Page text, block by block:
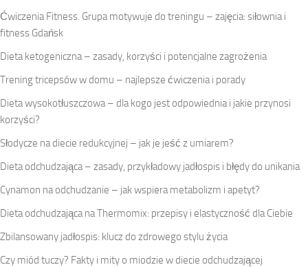
Ćwiczenia Fitness. Grupa motywuje do treningu – zajęcia: siłownia i
fitness Gdańsk
Dieta ketogeniczna – zasady, korzyści i potencjalne zagrożenia
Trening tricepsów w domu – najlepsze ćwiczenia i porady
Dieta wysokotłuszczowa – dla kogo jest odpowiednia i jakie przynosi
korzyści?
Słodycze na diecie redukcyjnej – jak je jeść z umiarem?
Dieta odchudzająca – zasady, przykładowy jadłospis i błędy do unikania
Cynamon na odchudzanie – jak wspiera metabolizm i apetyt?
Dieta odchudzająca na Thermomix: przepisy i elastyczność dla Ciebie
Zbilansowany jadłospis: klucz do zdrowego stylu życia
Czy miód tuczy? Fakty i mity o miodzie w diecie odchudzającej